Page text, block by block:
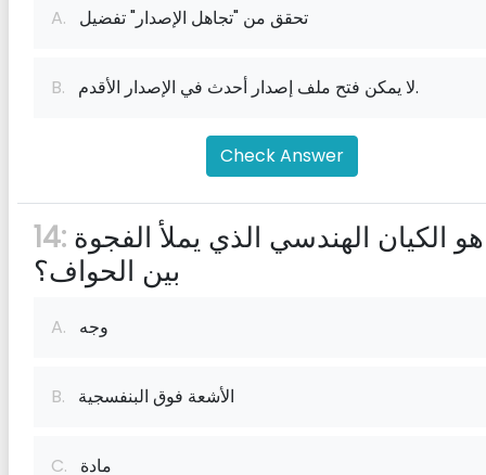
A. تحقق من "تجاهل الإصدار" تفضيل
B. لا يمكن فتح ملف إصدار أحدث في الإصدار الأقدم.
Check Answer
14:
بين الحواف؟
A. وجه
B. الأشعة فوق البنفسجية
C. مادة